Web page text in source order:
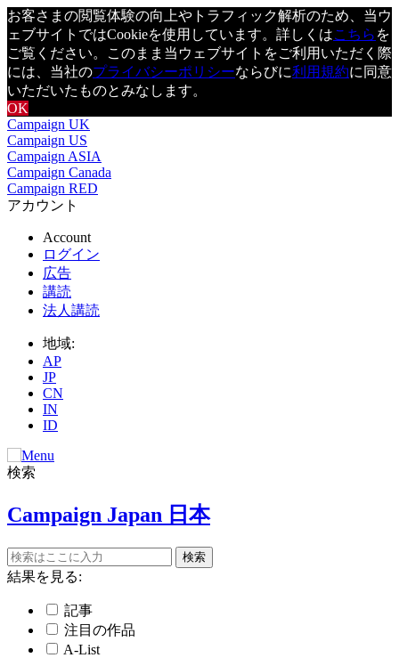
お客さまの閲覧体験の向上やトラフィック解析のため、当ウ
ェブサイトではCookieを使用しています。詳しくはこちら を
ご覧ください。このまま当ウェブサイトをご利用いただく際
には、当社のプライバシーポリシーならびに利用規約に同意
いただいたものとみなします。
OK
Campaign UK
Campaign US
Campaign ASIA
Campaign Canada
Campaign RED
アカウント
Account
ログイン
広告
講読
法人講読
地域:
AP
JP
CN
IN
ID
検索
Campaign Japan 日本
結果を見る:
記事
注目の作品
A-List